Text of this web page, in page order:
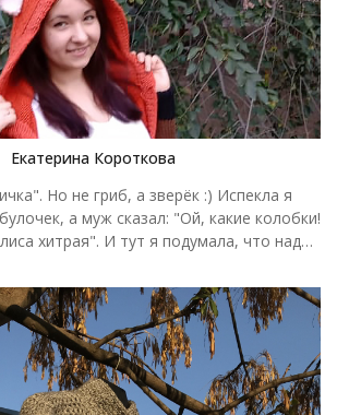
Екатерина Короткова
Но не гриб, а зверёк :) Испекла я
а муж сказал: "Ой, какие колобки!
хитрая". И тут я подумала, что надо
не сбежали. Зашла к вам на сайт за
конкурс. "Вот так совпадение," -
кардиган. Вязала на спицах №3.5.
Ушло 400г терракотовой пряжи, около
и 80г каштановой "Зимняя премьера"
от Пехорки.